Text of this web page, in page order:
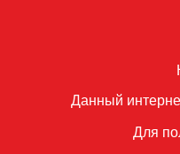
Данный
Для